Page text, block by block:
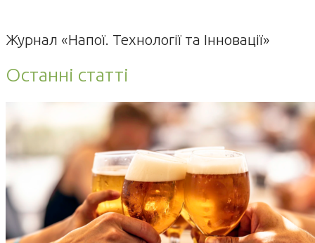
Журнал «Напої. Технології та Інновації»
Останні статті